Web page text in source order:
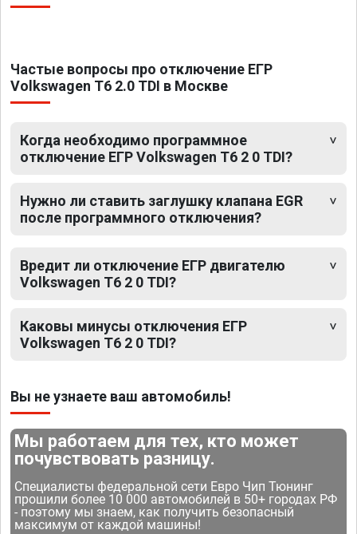
Частые вопросы про отключение ЕГР
Volkswagen T6 2.0 TDI в Москве
Когда необходимо программное
отключение ЕГР Volkswagen T6 2 0 TDI?
Нужно ли ставить заглушку клапана EGR
после программного отключения?
Вредит ли отключение ЕГР двигателю
Volkswagen T6 2 0 TDI?
Каковы минусы отключения ЕГР
Volkswagen T6 2 0 TDI?
Вы не узнаете ваш автомобиль!
Мы работаем для тех, кто может
почувствовать разницу.
Специалисты федеральной сети Евро Чип Тюнинг
прошили более 10 000 автомобилей в 50+ городах РФ
- поэтому мы знаем, как получить безопасный
максимум от каждой машины!